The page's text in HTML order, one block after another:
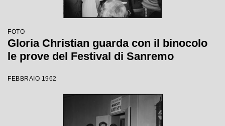
FOTO
Gloria Christian guarda con il binocolo
le prove del Festival di Sanremo
FEBBRAIO 1962